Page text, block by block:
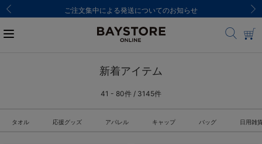
ご注文集中による発送についてのお知らせ
新着アイテム
41 - 80件 / 3145件
タオル 応援グッズ アパレル キャップ バッグ 日用雑